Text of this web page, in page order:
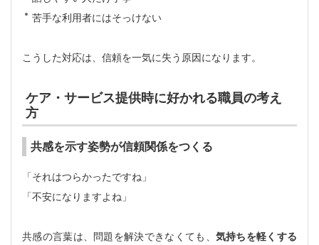
苦手な利用者にはそっけない
こうした対応は、信頼を一気に失う原因になります。
ケア・サービス提供時に好かれる職員の考え
方
共感を示す姿勢が信頼関係をつくる
「それはつらかったですね」
「不安になりますよね」
共感の言葉は、問題を解決できなくても、 気持ちを軽くする